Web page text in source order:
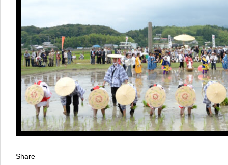
Share